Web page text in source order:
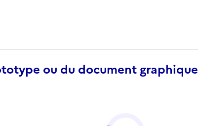
ou du document graphique